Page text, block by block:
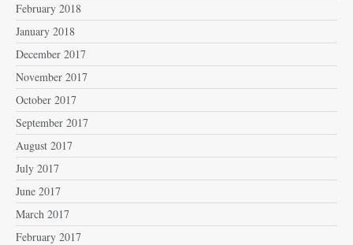
February 2018
January 2018
December 2017
November 2017
October 2017
September 2017
August 2017
July 2017
June 2017
March 2017
February 2017